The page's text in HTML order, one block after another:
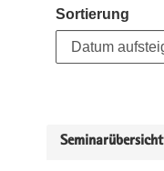
Sortierung
Seminarübersicht